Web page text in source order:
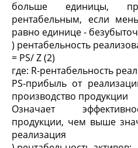
больше единицы,
рентабельным, если
равно единице -
) рентабельность
= PS/ Z (2)
где: R-рентабельность
PS-прибыль от
производство продукции
Означает
продукции, чем выше
реализация